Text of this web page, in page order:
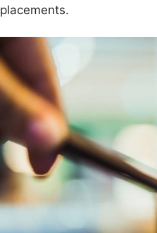
placements.